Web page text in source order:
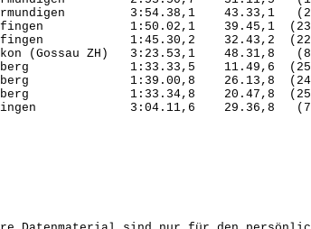
3:54.38,1    43.33,1
1:50.02,1    39.45,1
1:45.30,2    32.43,2
(Gossau ZH)   3:23.53,1    48.31,8
1:33.33,5    11.49,6
1:39.00,8    26.13,8
1:33.34,8    20.47,8
3:04.11,6    29.36,8